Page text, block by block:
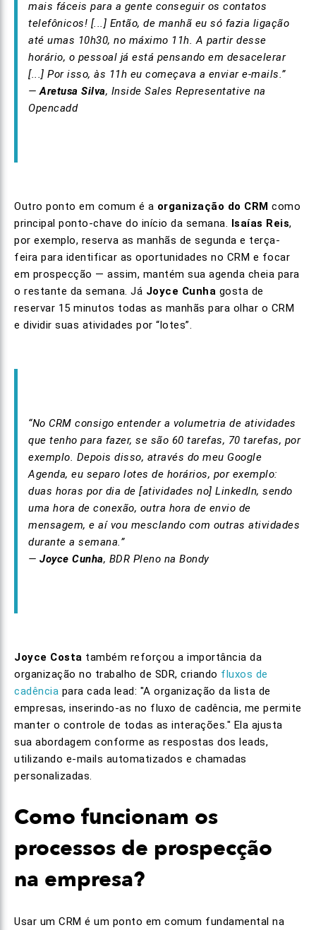
mais fáceis para a gente conseguir os contatos
telefônicos! [...] Então, de manhã eu só fazia ligação
até umas 10h30, no máximo 11h. A partir desse
horário, o pessoal já está pensando em desacelerar
[...] Por isso, às 11h eu começava a enviar e-mails.”
—Aretusa Silva, Inside Sales Representative na
Opencadd
Outro ponto em comum é a organização do CRM como
principal ponto-chave do início da semana. Isaías Reis,
por exemplo, reserva as manhãs de segunda e terça-
feira para identificar as oportunidades no CRM e focar
em prospecção — assim, mantém sua agenda cheia para
o restante da semana. Já Joyce Cunha gosta de
reservar 15 minutos todas as manhãs para olhar o CRM
e dividir suas atividades por “lotes”.
“No CRM consigo entender a volumetria de atividades
que tenho para fazer, se são 60 tarefas, 70 tarefas, por
exemplo. Depois disso, através do meu Google
Agenda, eu separo lotes de horários, por exemplo:
duas horas por dia de [atividades no] LinkedIn, sendo
uma hora de conexão, outra hora de envio de
mensagem, e aí vou mesclando com outras atividades
durante a semana.”
— Joyce Cunha, BDR Pleno na Bondy
Joyce Costa também reforçou a importância da
organização no trabalho de SDR, criando fluxos de
cadência para cada lead: "A organização da lista de
empresas, inserindo-as no fluxo de cadência, me permite
manter o controle de todas as interações." Ela ajusta
sua abordagem conforme as respostas dos leads,
utilizando e-mails automatizados e chamadas
personalizadas.
Como funcionam os
processos de prospecção
na empresa?
Usar um CRM é um ponto em comum fundamental na